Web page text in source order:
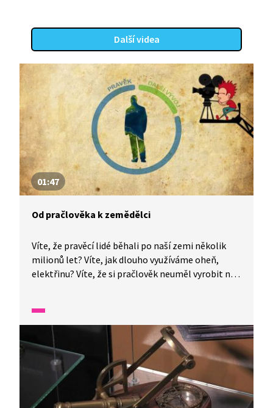
Další videa
01:47
Od pračlověka k zemědělci
Víte, že pravěcí lidé běhali po naší zemi několik
milionů let? Víte, jak dlouho využíváme oheň,
elektřinu? Víte, že si pračlověk neuměl vyrobit nic
na spoustu dalších otázek.